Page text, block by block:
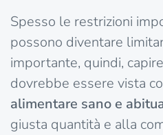
Spesso le restrizioni
possono diventare
importante, quindi,
dovrebbe essere vista
alimentare sano e
giusta quantità e alla